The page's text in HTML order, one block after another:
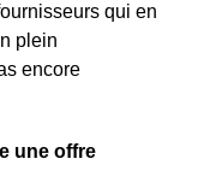
qui en
plein
encore
une offre